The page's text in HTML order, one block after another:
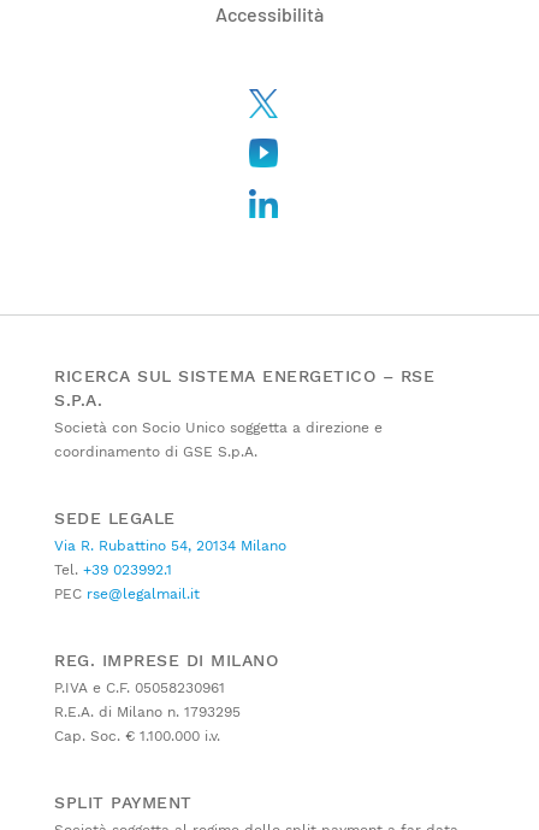
Accessibilità
RICERCA SUL SISTEMA ENERGETICO – RSE
S.P.A.
Società con Socio Unico soggetta a direzione e
coordinamento di GSE S.p.A.
SEDE LEGALE
Via R. Rubattino 54, 20134 Milano
Tel. +39 023992.1
PEC rse@legalmail.it
REG. IMPRESE DI MILANO
P.IVA e C.F. 05058230961
R.E.A. di Milano n. 1793295
Cap. Soc. € 1.100.000 i.v.
SPLIT PAYMENT